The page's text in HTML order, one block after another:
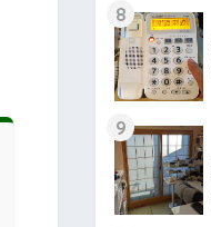
8
9